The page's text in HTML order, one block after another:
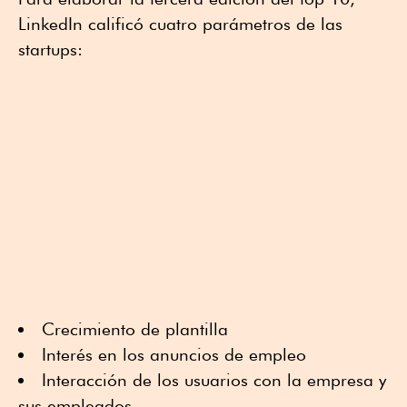
LinkedIn calificó cuatro parámetros de las
startups:
Crecimiento de plantilla
Interés en los anuncios de empleo
Interacción de los usuarios con la empresa y